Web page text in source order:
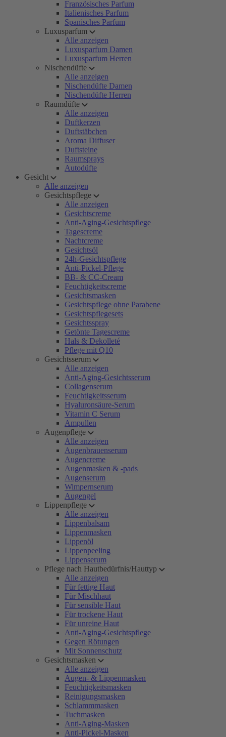
Französisches Parfum
Italienisches Parfum
Spanisches Parfum
Luxusparfum
Alle anzeigen
Luxusparfum Damen
Luxusparfum Herren
Nischendüfte
Alle anzeigen
Nischendüfte Damen
Nischendüfte Herren
Raumdüfte
Alle anzeigen
Duftkerzen
Duftstäbchen
Aroma Diffuser
Duftsteine
Raumsprays
Autodüfte
Gesicht
Alle anzeigen
Gesichtspflege
Alle anzeigen
Gesichtscreme
Anti-Aging-Gesichtspflege
Tagescreme
Nachtcreme
Gesichtsöl
24h-Gesichtspflege
Anti-Pickel-Pflege
BB- & CC-Cream
Feuchtigkeitscreme
Gesichtsmasken
Gesichtspflege ohne Parabene
Gesichtspflegesets
Gesichtsspray
Getönte Tagescreme
Hals & Dekolleté
Pflege mit Q10
Gesichtsserum
Alle anzeigen
Anti-Aging-Gesichtsserum
Collagenserum
Feuchtigkeitsserum
Hyaluronsäure-Serum
Vitamin C Serum
Ampullen
Augenpflege
Alle anzeigen
Augenbrauenserum
Augencreme
Augenmasken & -pads
Augenserum
Wimpernserum
Augengel
Lippenpflege
Alle anzeigen
Lippenbalsam
Lippenmasken
Lippenöl
Lippenpeeling
Lippenserum
Pflege nach Hautbedürfnis/Hauttyp
Alle anzeigen
Für fettige Haut
Für Mischhaut
Für sensible Haut
Für trockene Haut
Für unreine Haut
Anti-Aging-Gesichtspflege
Gegen Rötungen
Mit Sonnenschutz
Gesichtsmasken
Alle anzeigen
Augen- & Lippenmasken
Feuchtigkeitsmasken
Reinigungsmasken
Schlammmasken
Tuchmasken
Anti-Aging-Masken
Anti-Pickel-Masken